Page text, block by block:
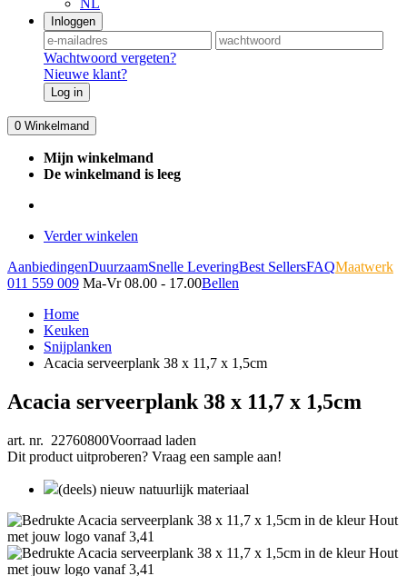
NL
Inloggen
Wachtwoord vergeten?
Nieuwe klant?
Log in
0 Winkelmand
Mijn winkelmand
De winkelmand is leeg
Verder winkelen
AanbiedingenDuurzaamSnelle LeveringBest SellersFAQMaatwerk
011 559 009 Ma-Vr 08.00 - 17.00Bellen
Home
Keuken
Snijplanken
Acacia serveerplank 38 x 11,7 x 1,5cm
Acacia serveerplank 38 x 11,7 x 1,5cm
art. nr. 22760800Voorraad laden
Dit product uitproberen? Vraag een sample aan!
(deels) nieuw natuurlijk materiaal